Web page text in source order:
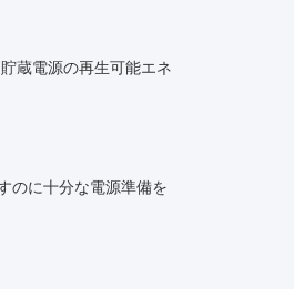
蔵電源の再生可能エネ
のに十分な電源準備を